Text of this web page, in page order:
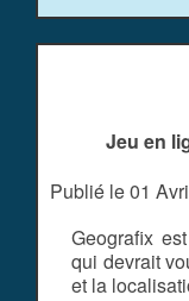
Jeu en
Publié le 01
Geografix
qui devrait
et la